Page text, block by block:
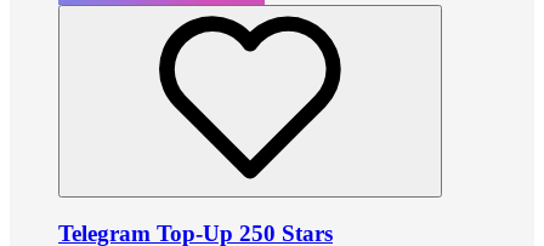
Telegram Top-Up 250 Stars